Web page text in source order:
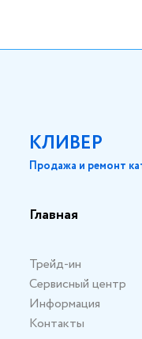
КЛИВЕР
Продажа и ремонт
Главная
Трейд-ин
Сервисный центр
Информация
Контакты